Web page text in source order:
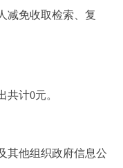
免收取检索、复
计0元。
他组织政府信息公